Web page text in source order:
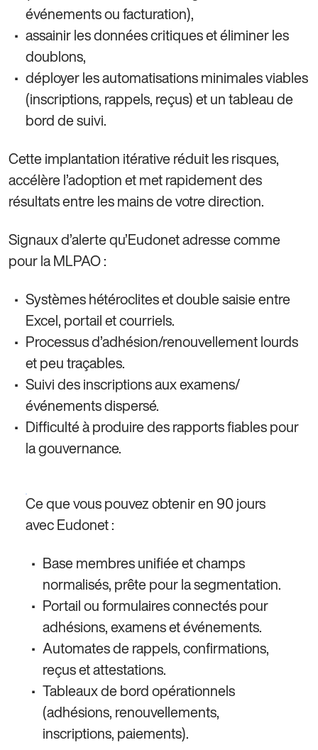
événements ou facturation),
assainir les données critiques et éliminer les
doublons,
déployer les automatisations minimales viables
(inscriptions, rappels, reçus) et un tableau de
bord de suivi.
Cette implantation itérative réduit les risques,
accélère l’adoption et met rapidement des
résultats entre les mains de votre direction.
Signaux d’alerte qu’Eudonet adresse comme
pour la MLPAO :
Systèmes hétéroclites et double saisie entre
Excel, portail et courriels.
Processus d’adhésion/renouvellement lourds
et peu traçables.
Suivi des inscriptions aux examens/
événements dispersé.
Difficulté à produire des rapports fiables pour
la gouvernance.
Ce que vous pouvez obtenir en 90 jours
avec Eudonet :
Base membres unifiée et champs
normalisés, prête pour la segmentation.
Portail ou formulaires connectés pour
adhésions, examens et événements.
Automates de rappels, confirmations,
reçus et attestations.
Tableaux de bord opérationnels
(adhésions, renouvellements,
inscriptions, paiements).